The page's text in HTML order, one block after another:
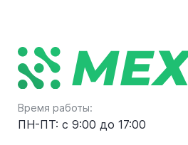
Время работы:
ПН-ПТ: с 9:00 до 17:00